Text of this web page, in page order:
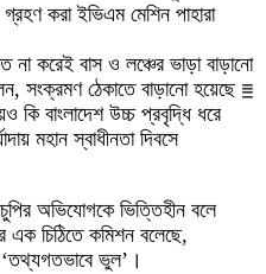
করা ইভিএম মেশিন পাহারা
না করেই বাস ও লঞ্চের ভাড়া বাড়ানো
সংক্রমণ ঠেকাতে বাড়ানো হয়েছে ≣
কি বাংলাদেশ উচ্চ প্রবৃদ্ধি ধরে
মহান স্বাধীনতা দিবসে
অভিযোগকে ভিত্তিহীন বলে
এক চিঠিতে কমিশন বলেছে,
‘তথ্যগতভাবে ভুল’।